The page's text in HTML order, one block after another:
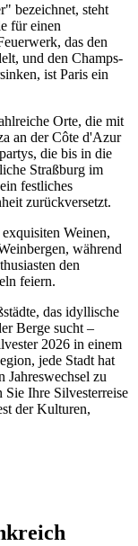
bezeichnet, steht
für einen
das den
und den Champs-
ist Paris ein
Orte, die mit
an der Côte d'Azur
die bis in die
Straßburg im
festliches
zurückversetzt.
Weinen,
während
den
feiern.
das idyllische
Berge sucht –
2026 in einem
jede Stadt hat
Jahreswechsel zu
Ihre Silvesterreise
der Kulturen,